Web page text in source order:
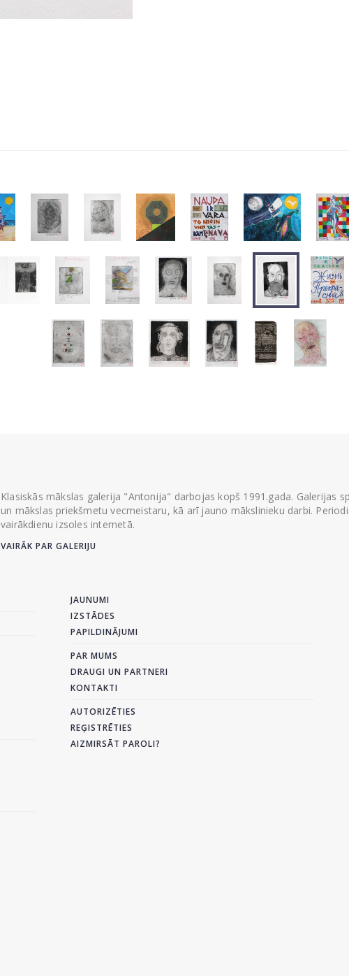
Klasiskās mākslas galerija "Antonija" darbojas kopš 1991.gada. Galerijas
un mākslas priekšmetu vecmeistaru, kā arī jauno mākslinieku darbi.
vairākdienu izsoles internetā.
VAIRĀK PAR GALERIJU
JAUNUMI
IZSTĀDES
PAPILDINĀJUMI
PAR MUMS
DRAUGI UN PARTNERI
KONTAKTI
AUTORIZĒTIES
REĢISTRĒTIES
AIZMIRSĀT PAROLI?